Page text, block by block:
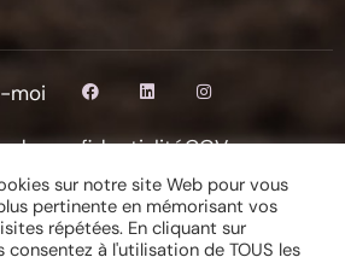
Lorant Précision Plume
de confidentialitéCGV
moi
sur notre site Web pour vous
pertinente en mémorisant vos
répétées. En cliquant sur
à l'utilisation de TOUS les